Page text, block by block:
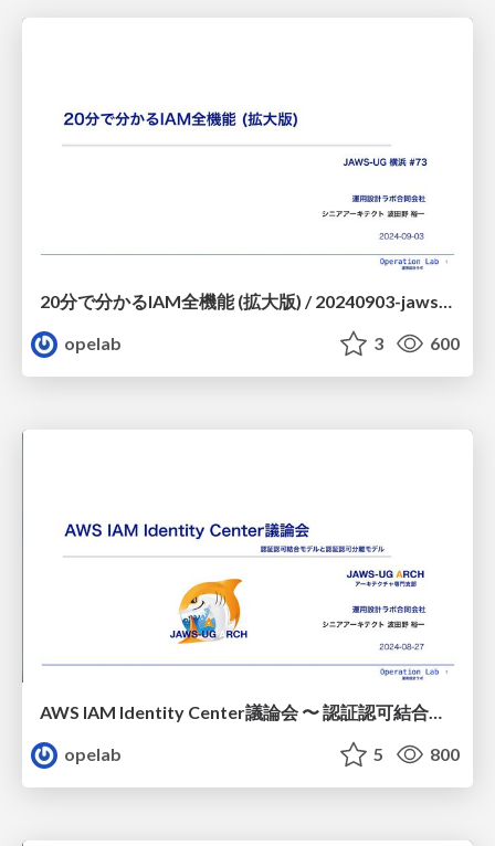
opelab
3 600
AWS IAM Identity Center議論会 〜 認証認可結合モデルと認証認可分離モデル / 20240827-jawsug-arch-iam_identity_center
opelab
5 800